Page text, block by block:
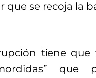
que se recoja la
tiene que
que